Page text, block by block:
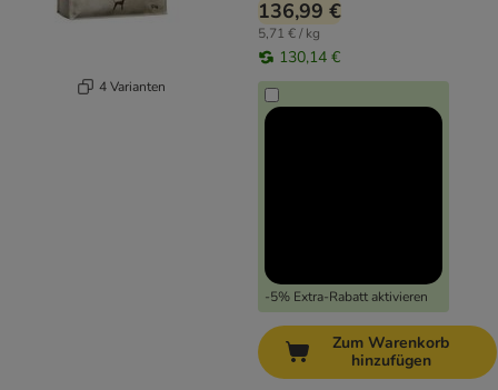
4 Varianten
136,99 €
5,71 € / kg
130,14 €
-5% Extra-Rabatt aktivieren
Zum Warenkorb
hinzufügen